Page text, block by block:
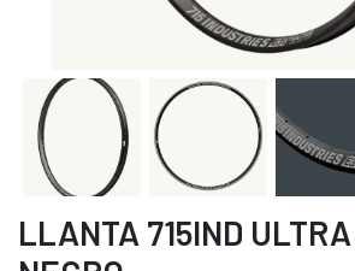
LLANTA 715IND